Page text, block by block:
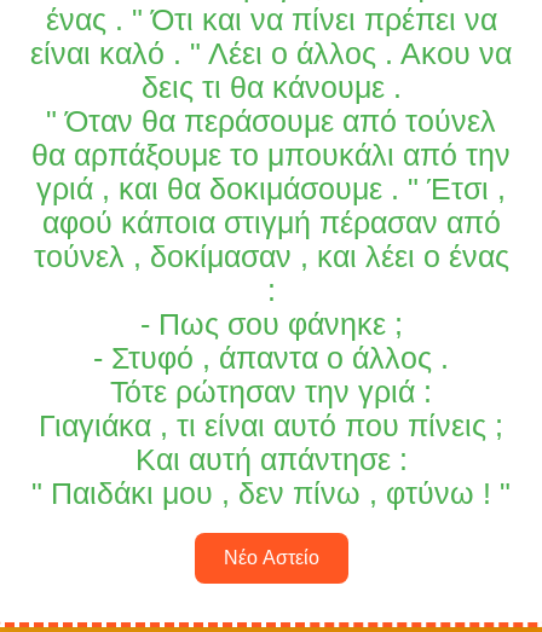
ένας . " Ότι και να πίνει πρέπει να
είναι καλό . " Λέει ο άλλος . Ακου να
δεις τι θα κάνουμε .
" Όταν θα περάσουμε από τούνελ
θα αρπάξουμε το μπουκάλι από την
γριά , και θα δοκιμάσουμε . " Έτσι ,
αφού κάποια στιγμή πέρασαν από
τούνελ , δοκίμασαν , και λέει ο ένας
:
- Πως σου φάνηκε ;
- Στυφό , άπαντα ο άλλος .
Τότε ρώτησαν την γριά :
Γιαγιάκα , τι είναι αυτό που πίνεις ;
Και αυτή απάντησε :
" Παιδάκι μου , δεν πίνω , φτύνω ! "
Νέο Αστείο